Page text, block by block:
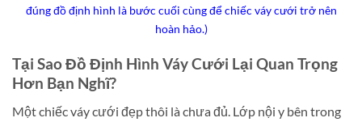
đúng đồ định hình là bước cuối cùng để chiếc váy cưới trở nên
hoàn hảo.)
Tại Sao Đồ Định Hình Váy Cưới Lại Quan Trọng
Hơn Bạn Nghĩ?
Một chiếc váy cưới đẹp thôi là chưa đủ. Lớp nội y bên trong